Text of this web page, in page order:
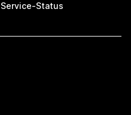
Service-Status